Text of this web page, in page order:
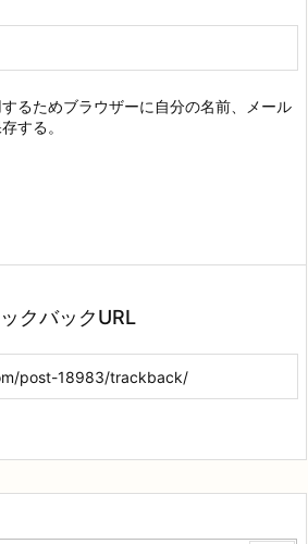
るためブラウザーに自分の名前、メール
する。
クバックURL